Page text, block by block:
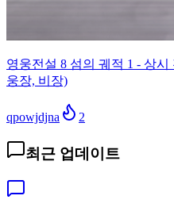
영웅전설 8 섬의 궤적 1 - 상
웅장, 비장)
qpowjdjna 2
최근 업데이트